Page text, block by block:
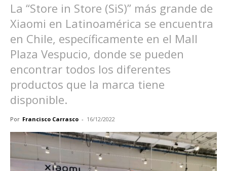
La “Store in Store (SiS)” más grande de
Xiaomi en Latinoamérica se encuentra
en Chile, específicamente en el Mall
Plaza Vespucio, donde se pueden
encontrar todos los diferentes
productos que la marca tiene
disponible.
Por Francisco Carrasco - 16/12/2022